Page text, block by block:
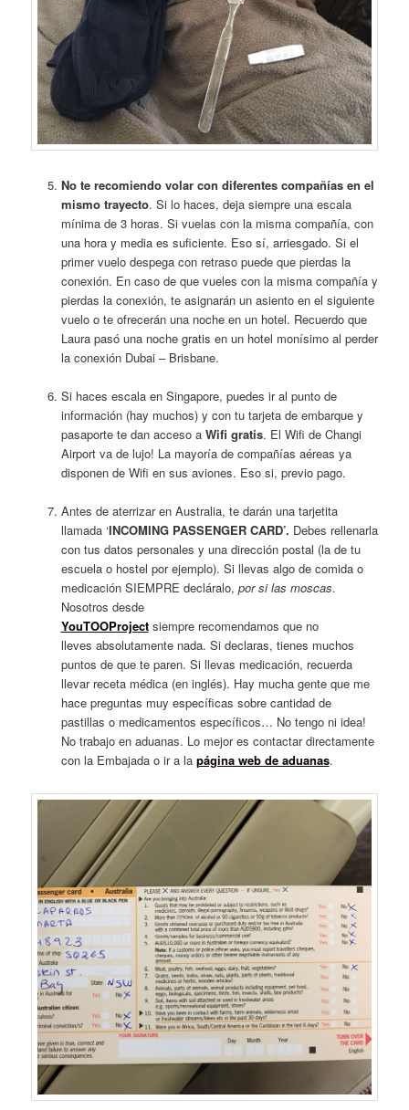
No te recomiendo volar con diferentes compañías en el
mismo trayecto. Si lo haces, deja siempre una escala
mínima de 3 horas. Si vuelas con la misma compañía, con
una hora y media es suficiente. Eso sí, arriesgado. Si el
primer vuelo despega con retraso puede que pierdas la
conexión. En caso de que vueles con la misma compañía y
pierdas la conexión, te asignarán un asiento en el siguiente
vuelo o te ofrecerán una noche en un hotel. Recuerdo que
Laura pasó una noche gratis en un hotel monísimo al perder
la conexión Dubai – Brisbane.
Si haces escala en Singapore, puedes ir al punto de
información (hay muchos) y con tu tarjeta de embarque y
pasaporte te dan acceso a Wifi gratis. El Wifi de Changi
Airport va de lujo! La mayoría de compañías aéreas ya
disponen de Wifi en sus aviones. Eso si, previo pago.
Antes de aterrizar en Australia, te darán una tarjetita
llamada ‘INCOMING PASSENGER CARD’. Debes rellenarla
con tus datos personales y una dirección postal (la de tu
escuela o hostel por ejemplo). Si llevas algo de comida o
medicación SIEMPRE decláralo, por si las moscas.
Nosotros desde
YouTOOProjectsiempre recomendamos que no
lleves absolutamente nada. Si declaras, tienes muchos
puntos de que te paren. Si llevas medicación, recuerda
llevar receta médica (en inglés). Hay mucha gente que me
hace preguntas muy específicas sobre cantidad de
pastillas o medicamentos específicos… No tengo ni idea!
No trabajo en aduanas. Lo mejor es contactar directamente
con la Embajada o ir a la página web de aduanas.